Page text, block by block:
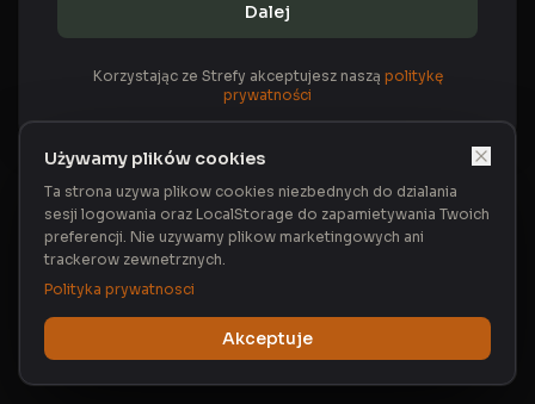
Dalej
Korzystając ze Strefy akceptujesz naszą politykę
prywatności
Używamy plików cookies
Ta strona uzywa plikow cookies niezbednych do dzialania
sesji logowania oraz LocalStorage do zapamietywania Twoich
preferencji. Nie uzywamy plikow marketingowych ani
trackerow zewnetrznych.
Polityka prywatnosci
Akceptuje